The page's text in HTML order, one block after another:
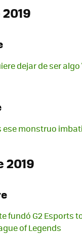
dejar de ser
ese monstruo
2019
fundó G2 Esports
of Legends